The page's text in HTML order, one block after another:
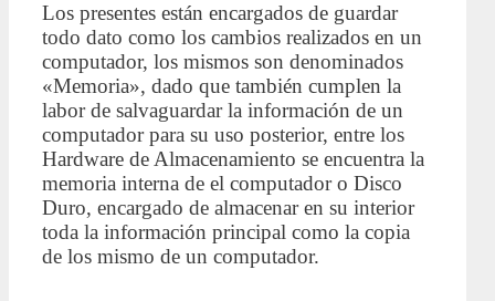
Los presentes están encargados de guardar
todo dato como los cambios realizados en un
computador, los mismos son denominados
«Memoria», dado que también cumplen la
labor de salvaguardar la información de un
computador para su uso posterior, entre los
Hardware de Almacenamiento se encuentra la
memoria interna de el computador o Disco
Duro, encargado de almacenar en su interior
toda la información principal como la copia
de los mismo de un computador.